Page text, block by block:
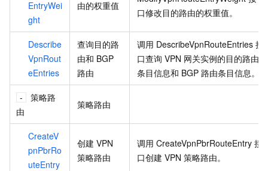
EntryWei
ght
由的权重值
口修改目的路由的权重值。
Describe
VpnRout
eEntries
查询目的路
由和 BGP
路由
调用 DescribeVpnRouteEntries 接
口查询 VPN 网关实例的目的路由
条目信息和 BGP 路由条目信息。
策略路
由
策略路由
CreateV
pnPbrRo
uteEntry
创建 VPN
策略路由
调用 CreateVpnPbrRouteEntry 接
口创建 VPN 策略路由。